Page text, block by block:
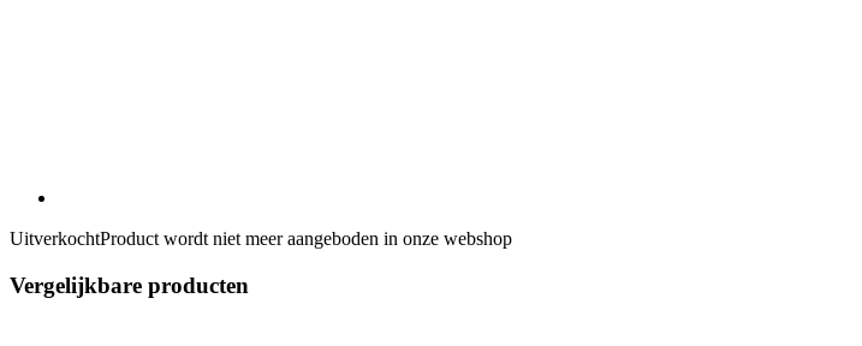
UitverkochtProduct wordt niet meer aangeboden in onze webshop
Vergelijkbare producten